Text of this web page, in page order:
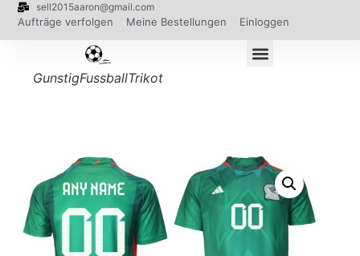
sell2015aaron@gmail.com
Aufträge verfolgen Meine Bestellungen Einloggen
GunstigFussballTrikot